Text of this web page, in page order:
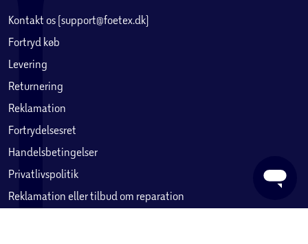
Kontakt os (support@foetex.dk)
Fortryd køb
Levering
Returnering
Reklamation
Fortrydelsesret
Handelsbetingelser
Privatlivspolitik
Reklamation eller tilbud om reparation